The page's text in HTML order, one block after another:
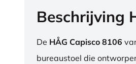
Beschrijving
De HÅG Capisco 8106
bureaustoel die